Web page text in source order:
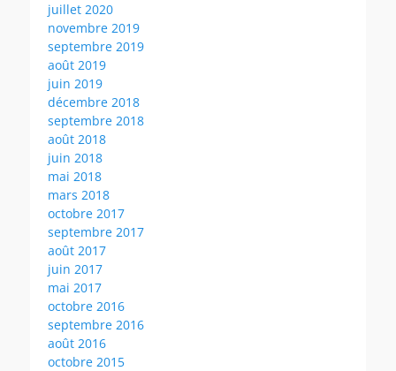
juillet 2020
novembre 2019
septembre 2019
août 2019
juin 2019
décembre 2018
septembre 2018
août 2018
juin 2018
mai 2018
mars 2018
octobre 2017
septembre 2017
août 2017
juin 2017
mai 2017
octobre 2016
septembre 2016
août 2016
octobre 2015